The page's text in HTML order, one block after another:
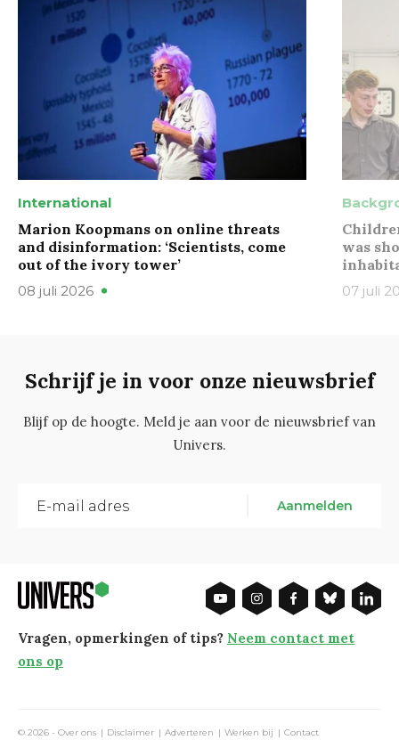
International
Marion Koopmans on online threats
and disinformation: ‘Scientists, come
out of the ivory tower’
08 juli 2026
was
07 juli
Schrijf je in voor onze nieuwsbrief
Blijf op de hoogte. Meld je aan voor de nieuwsbrief van
Univers.
Aanmelden
Vragen, opmerkingen of tips? Neem contact met
ons op
© 2026 - Over ons Disclaimer Adverteren Werken bij Contact